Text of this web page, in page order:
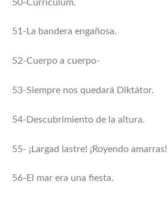
50-Currículum.
51-La bandera engañosa.
52-Cuerpo a cuerpo-
53-Siempre nos quedará Diktátor.
54-Descubrimiento de la altura.
55- ¡Largad lastre! ¡Royendo amarras!
56-El mar era una fiesta.